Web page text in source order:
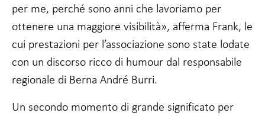
per me, perché sono anni che lavoriamo per
ottenere una maggiore visibilità», afferma Frank, le
cui prestazioni per l’associazione sono state lodate
con un discorso ricco di humour dal responsabile
regionale di Berna André Burri.
Un secondo momento di grande significato per